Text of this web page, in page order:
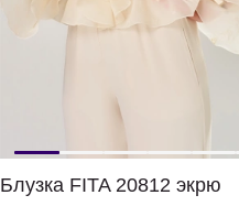
Блузка FITA 20812 экрю